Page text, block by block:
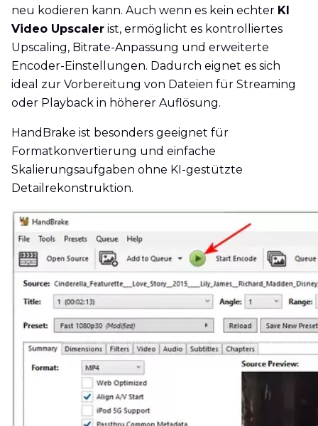
neu kodieren kann. Auch wenn es kein echter KI
Video Upscaler ist, ermöglicht es kontrolliertes
Upscaling, Bitrate-Anpassung und erweiterte
Encoder-Einstellungen. Dadurch eignet es sich
ideal zur Vorbereitung von Dateien für Streaming
oder Playback in höherer Auflösung.
HandBrake ist besonders geeignet für
Formatkonvertierung und einfache
Skalierungsaufgaben ohne KI-gestützte
Detailrekonstruktion.